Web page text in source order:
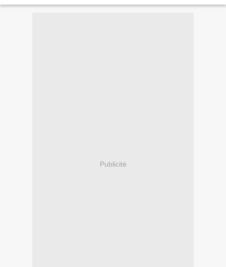
Publicité